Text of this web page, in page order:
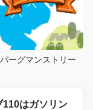
ーグマンストリー
110はガソリン